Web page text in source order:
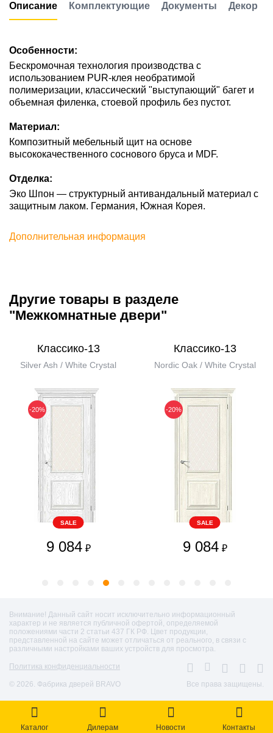
Описание Комплектующие Документы Декор
Особенности:
Бескромочная технология производства с
использованием PUR-клея необратимой
полимеризации, классический "выступающий" багет и
объемная филенка, стоевой профиль без пустот.
Материал:
Композитный мебельный щит на основе
высококачественного соснового бруса и MDF.
Отделка:
Эко Шпон — структурный антивандальный материал с
защитным лаком. Германия, Южная Корея.
Дополнительная информация
Другие товары в разделе
"Межкомнатные двери"
Классико-13
Silver Ash / White Сrystal
-20%
SALE
9 084 ₽
Классико-13
Nordic Oak / White Сrystal
-20%
SALE
9 084 ₽
Внимание! Данный сайт носит исключительно информационный
характер и не является публичной офертой, определяемой
положениями части 2 статьи 437 ГК РФ. Цвет продукции,
представленной на сайте может отличаться от реального, в связи с
различными настройками ваших устройств для просмотра.
Политика конфиденциальности
© 2026. Фабрика дверей BRAVO Все права защищены.
Каталог Дилерам Новости Контакты